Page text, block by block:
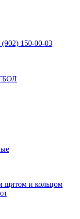
(902) 150-00-03
щитом и кольцом